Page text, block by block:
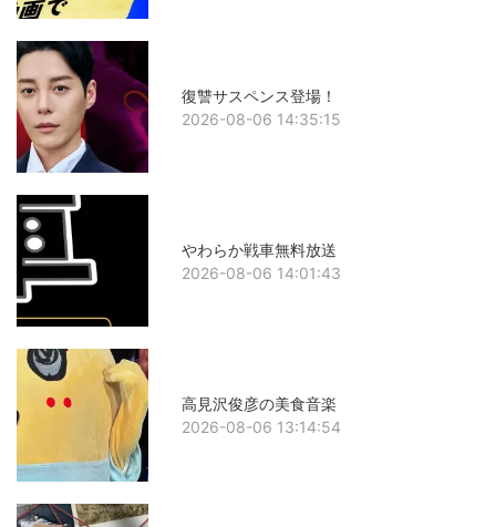
復讐サスペンス登場！
2026-08-06 14:35:15
やわらか戦車無料放送
2026-08-06 14:01:43
高見沢俊彦の美食音楽
2026-08-06 13:14:54